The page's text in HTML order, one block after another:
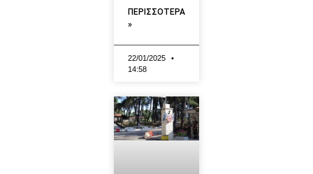
ΠΕΡΙΣΣΟΤΕΡΑ
»
22/01/2025
14:58